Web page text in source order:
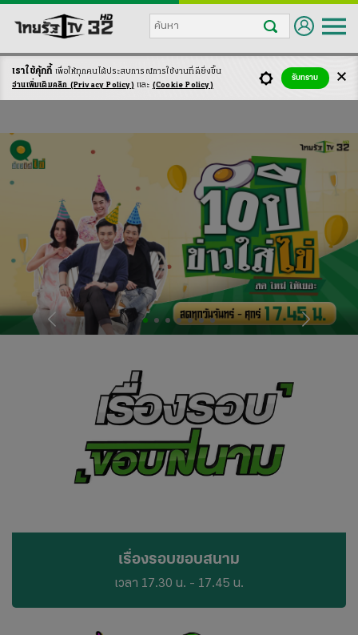
หน้
ผัง
ผู้ป
หมวด
วา
เรื่องรอบขอบสนาม
เวลา 17.30 น. - 17.45 น.
เราใช้คุ้กกี้ เพื่อให้ทุกคนได้ประสบการณ์การใช้งานที่ดียิ่งขึ้น
อ่านเพิ่มเติมคลิก (Privacy Policy) และ (Cookie Policy)
รับทราบ